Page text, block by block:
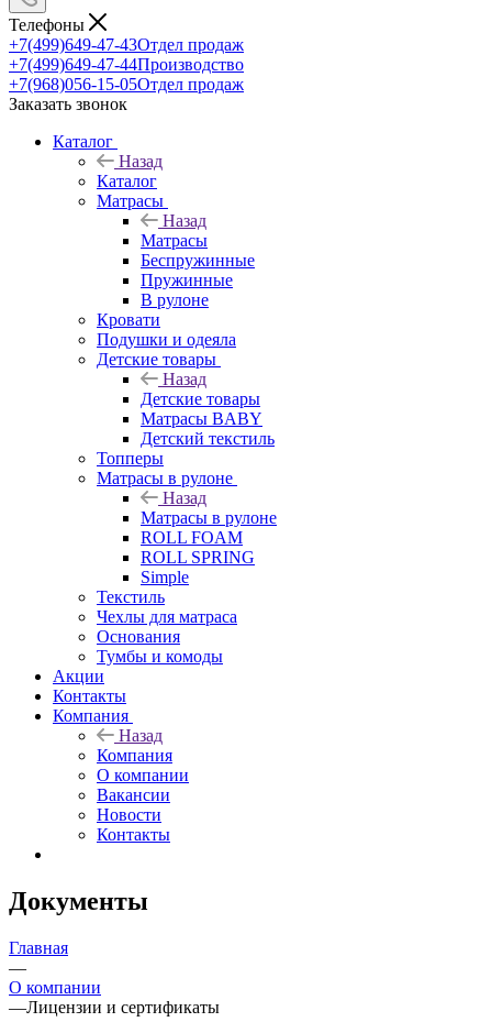
Телефоны
+7(499)649-47-43Отдел продаж
+7(499)649-47-44Производство
+7(968)056-15-05Отдел продаж
Заказать звонок
Каталог
Назад
Каталог
Матрасы
Назад
Матрасы
Беспружинные
Пружинные
В рулоне
Кровати
Подушки и одеяла
Детские товары
Назад
Детские товары
Матрасы BABY
Детский текстиль
Топперы
Матрасы в рулоне
Назад
Матрасы в рулоне
ROLL FOAM
ROLL SPRING
Simple
Текстиль
Чехлы для матраса
Основания
Тумбы и комоды
Акции
Контакты
Компания
Назад
Компания
О компании
Вакансии
Новости
Контакты
Документы
Главная
—
О компании
—Лицензии и сертификаты